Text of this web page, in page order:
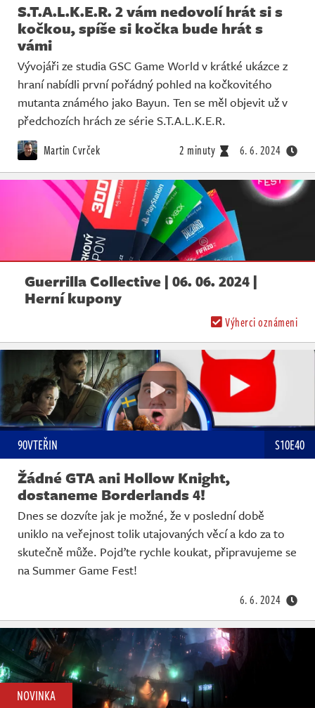
S.T.A.L.K.E.R. 2 vám nedovolí hrát si s
kočkou, spíše si kočka bude hrát s
vámi
Vývojáři ze studia GSC Game World v krátké ukázce z
hraní nabídli první pořádný pohled na kočkovitého
mutanta známého jako Bayun. Ten se měl objevit už v
předchozích hrách ze série S.T.A.L.K.E.R.
Martin Cvrček 2 minuty 6. 6. 2024
Guerrilla Collective | 06. 06. 2024 |
Herní kupony
Výherci oznámeni
90VTEŘIN S10E40
Žádné GTA ani Hollow Knight,
dostaneme Borderlands 4!
Dnes se dozvíte jak je možné, že v poslední době
uniklo na veřejnost tolik utajovaných věcí a kdo za to
skutečně může. Pojďte rychle koukat, připravujeme se
na Summer Game Fest!
6. 6. 2024
NOVINKA